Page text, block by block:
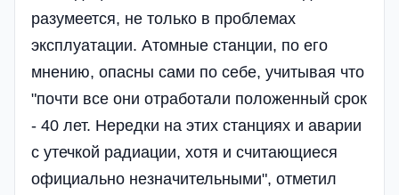
разумеется, не только в проблемах
эксплуатации. Атомные станции, по его
мнению, опасны сами по себе, учитывая что
"почти все они отработали положенный срок
- 40 лет. Нередки на этих станциях и аварии
с утечкой радиации, хотя и считающиеся
официально незначительными", отметил